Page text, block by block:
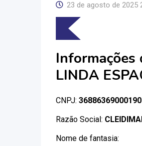
23 de agosto de 2025
Informações
LINDA
CNPJ: 36886369000190
Razão Social:
Nome de fantasia: